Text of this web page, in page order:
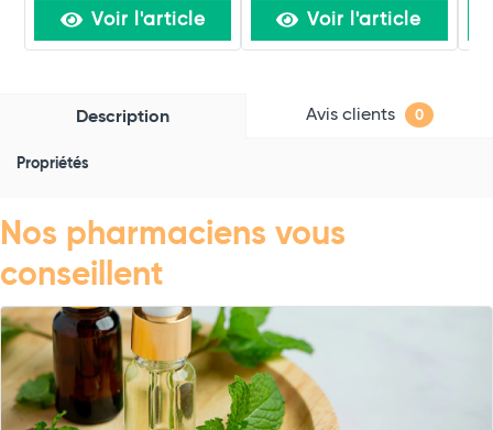
Voir l'article Voir l'article
Description Avis clients 0
Propriétés
Nos pharmaciens vous
conseillent